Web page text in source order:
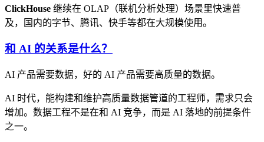
ClickHouse 继续在 OLAP（联机分析处理）场景里快速普
及，国内的字节、腾讯、快手等都在大规模使用。
和 AI 的关系是什么？
AI 产品需要数据，好的 AI 产品需要高质量的数据。
AI 时代，能构建和维护高质量数据管道的工程师，需求只会
增加。数据工程不是在和 AI 竞争，而是 AI 落地的前提条件
之一。